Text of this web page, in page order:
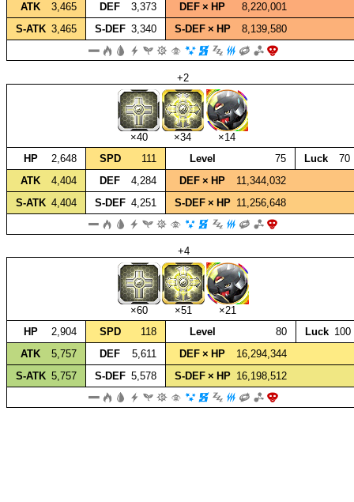
ATK
3,465 DEF 3,373 DEF × HP
8,220,001
S‑ATK 3,465 S‑DEF 3,340 S‑DEF × HP 8,139,580
+2
×40 ×34
×14
HP
2,648 SPD 111 Level 75 Luck
70
ATK
4,404 DEF 4,284 DEF × HP
11,344,032
S‑ATK 4,404 S‑DEF 4,251 S‑DEF × HP 11,256,648
+4
×60 ×51
×21
HP
2,904 SPD 118 Level 80 Luck 100
ATK
5,757 DEF 5,611 DEF × HP
16,294,344
S‑ATK 5,757 S‑DEF 5,578 S‑DEF × HP 16,198,512